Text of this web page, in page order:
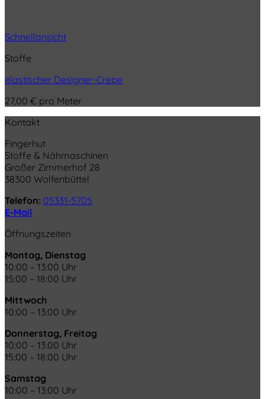
Schnellansicht
Stoffe
elastischer Designer-Crepe
27,00 € pro Meter
Kontakt
Fingerhut
Stoffe & Nähmaschinen
Großer Zimmerhof 28
38300 Wolfenbüttel
Telefon: 05331-5705
E-Mail
Öffnungszeiten
Montag, Dienstag
10:00 – 13:00 Uhr
15:00 – 18:00 Uhr
Mittwoch
10:00 – 13:00 Uhr
Donnerstag, Freitag
10:00 – 13:00 Uhr
15:00 – 18:00 Uhr
Samstag
10:00 – 13:00 Uhr